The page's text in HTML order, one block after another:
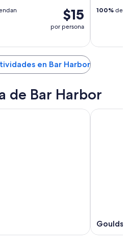
$15
por persona
100% de
en Bar Harbor
de Bar Harbor